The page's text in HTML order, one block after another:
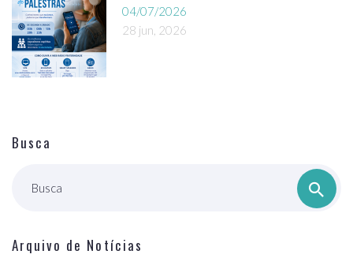
04/07/2026
28 jun, 2026
Busca
Busca
Arquivo de Notícias